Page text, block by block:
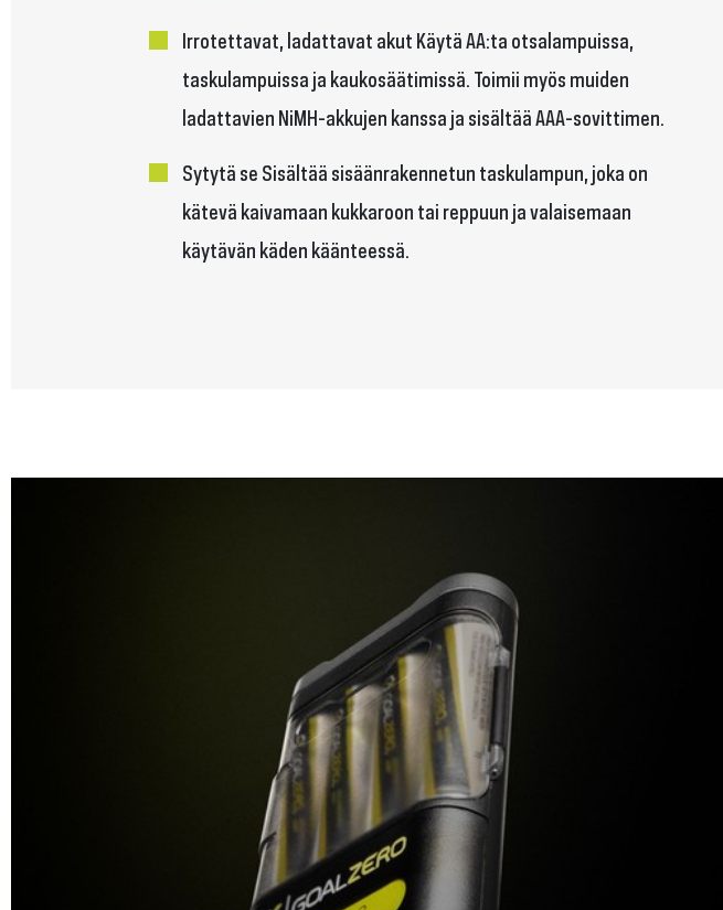
Irrotettavat, ladattavat akut Käytä AA:ta otsalampuissa,
taskulampuissa ja kaukosäätimissä. Toimii myös muiden
ladattavien NiMH-akkujen kanssa ja sisältää AAA-sovittimen.
Sytytä se Sisältää sisäänrakennetun taskulampun, joka on
kätevä kaivamaan kukkaroon tai reppuun ja valaisemaan
käytävän käden käänteessä.